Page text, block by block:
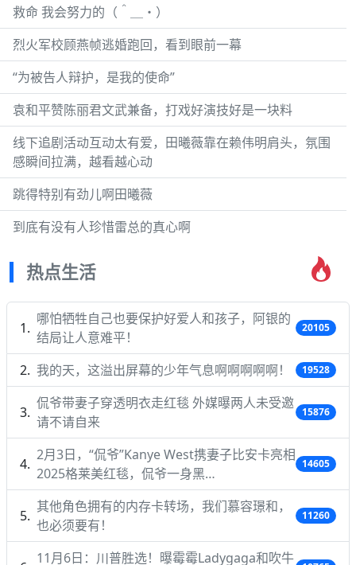
救命 我会努力的（＾＿・）
烈火军校顾燕帧逃婚跑回，看到眼前一幕
“为被告人辩护，是我的使命”
袁和平赞陈丽君文武兼备，打戏好演技好是一块料
线下追剧活动互动太有爱，田曦薇靠在赖伟明肩头，氛围
感瞬间拉满，越看越心动
跳得特别有劲儿啊田曦薇
到底有没有人珍惜雷总的真心啊
热点生活
哪怕牺牲自己也要保护好爱人和孩子，阿银的
结局让人意难平！
20105
我的天，这溢出屏幕的少年气息啊啊啊啊啊！ 19528
侃爷带妻子穿透明衣走红毯 外媒曝两人未受邀
请不请自来
15876
2月3日，“侃爷”Kanye West携妻子比安卡亮相
2025格莱美红毯，侃爷一身黑…
14605
其他角色拥有的内存卡转场，我们慕容璟和，
也必须要有！
11260
11月6日：川普胜选！曝霉霉Ladygaga和吹牛